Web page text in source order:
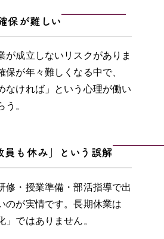
保が難しい
が成立しないリスクがありま
保が年々難しくなる中で、
なければ」という心理が働い
う。
も休み」という誤解
修・授業準備・部活指導で出
のが実情です。長期休業は
」ではありません。